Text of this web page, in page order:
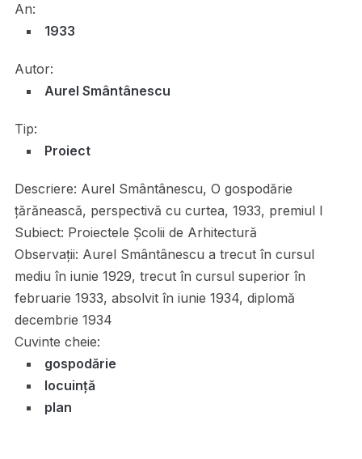
An:
1933
Autor:
Aurel Smântânescu
Tip:
Proiect
Descriere: Aurel Smântânescu, O gospodărie
țărănească, perspectivă cu curtea, 1933, premiul I
Subiect: Proiectele Școlii de Arhitectură
Observații: Aurel Smântânescu a trecut în cursul
mediu în iunie 1929, trecut în cursul superior în
februarie 1933, absolvit în iunie 1934, diplomă
decembrie 1934
Cuvinte cheie:
gospodărie
locuință
plan